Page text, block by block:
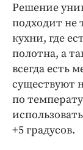
Решение
подходит не
кухни, где
полотна, а
всегда есть
существуют
по
+5 градусов.